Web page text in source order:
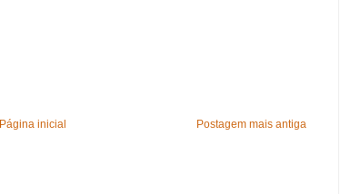
Postagem mais antiga
Página inicial